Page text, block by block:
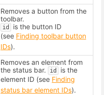
Removes a button from the
toolbar.
id
is the button ID
(see Finding toolbar button
IDs).
Removes an element from
the status bar.
id
is the
element ID (see Finding
status bar element IDs).